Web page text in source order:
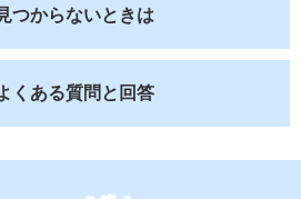
つからないときは
くある質問と回答